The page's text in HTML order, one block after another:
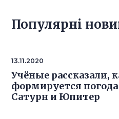
Популярнi
13.11.2020
Учёные рассказали,
формируется погода
Сатурн и Юпитер